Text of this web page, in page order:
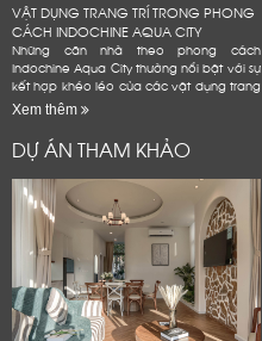
VẬT DỤNG TRANG TRÍ TRONG PHONG
CÁCH INDOCHINE AQUA CITY
Những căn nhà theo phong cách
Indochine Aqua City thường nổi bật với sự
kết hợp khéo léo của các vật dụng trang
trí mang đậm dấu ấn văn hóa Đông
Dương
Xem thêm
DỰ ÁN THAM KHẢO